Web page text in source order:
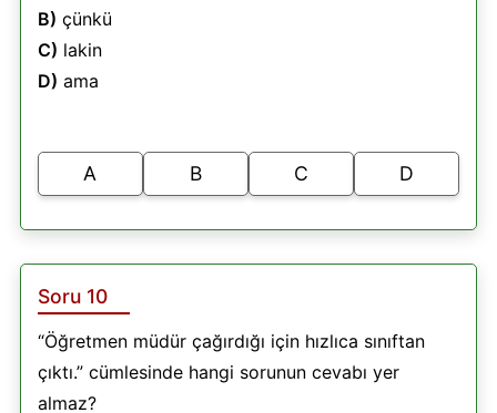
B) çünkü
C) lakin
D) ama
A B C D
Soru 10
“Öğretmen müdür çağırdığı için hızlıca sınıftan
çıktı.” cümlesinde hangi sorunun cevabı yer
almaz?